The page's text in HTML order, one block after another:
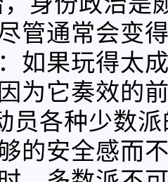
管通常会变
如果玩得太
为它奏效的
员各种少数
的安全感而